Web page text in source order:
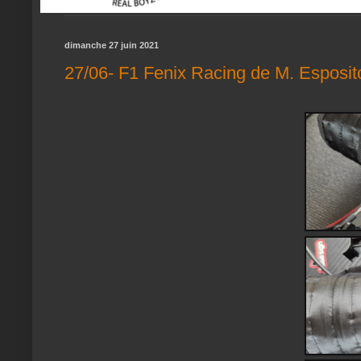
dimanche 27 juin 2021
27/06- F1 Fenix Racing de M.